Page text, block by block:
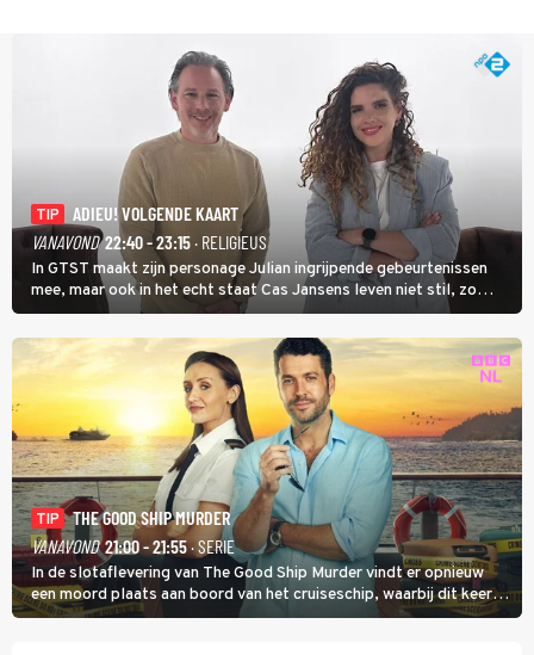
TIP
ADIEU! VOLGENDE KAART
VANAVOND 22:40 - 23:15· RELIGIEUS
In GTST maakt zijn personage Julian ingrijpende gebeurtenissen
mee, maar ook in het echt staat Cas Jansens leven niet stil, zo
vertelt hij in Adieu! Volgende Kaart.
TIP
THE GOOD SHIP MURDER
VANAVOND 21:00 - 21:55· SERIE
In de slotaflevering van The Good Ship Murder vindt er opnieuw
een moord plaats aan boord van het cruiseschip, waarbij dit keer
een bemanningslid het slachtoffer is en kapitein Marlowe de dader